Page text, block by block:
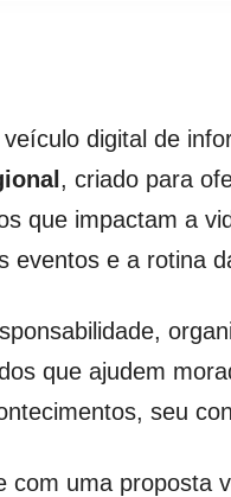
digital de
, criado para
que impactam a
eventos e a rotina
que ajudem
seu
com uma proposta